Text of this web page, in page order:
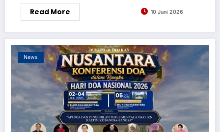
Read More 10 Juni 2026
News